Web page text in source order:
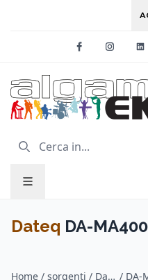
Facebook
Dateq DA-MA400
Home / sorgenti / Dateq / DA-